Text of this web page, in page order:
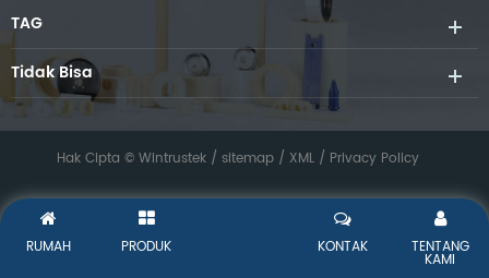
TAG
Tidak Bisa
Hak Cipta © Wintrustek / sitemap / XML / Privacy Policy
RUMAH PRODUK TENTANG
KAMI
KONTAK